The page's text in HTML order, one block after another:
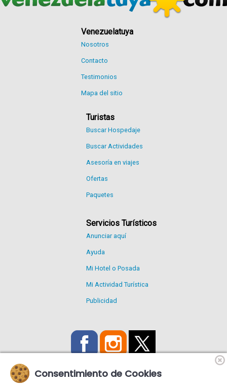
Venezuelatuya
Nosotros
Contacto
Testimonios
Mapa del sitio
Turistas
Buscar Hospedaje
Buscar Actividades
Asesoría en viajes
Ofertas
Paquetes
Servicios Turísticos
Anunciar aquí
Ayuda
Mi Hotel o Posada
Mi Actividad Turística
Publicidad
Consentimiento de Cookies